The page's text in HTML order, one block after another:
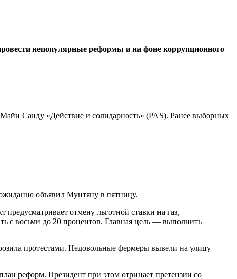
непопулярные реформы и на фоне коррупционного
Санду «Действие и солидарность» (PAS). Ранее выборных
объявил Мунтяну в пятницу.
отмену льготной ставки на газ,
с восьми до 20 процентов. Главная цель — выполнить
протестами. Недовольные фермеры вывели на улицу
реформ. Президент при этом отрицает претензии со